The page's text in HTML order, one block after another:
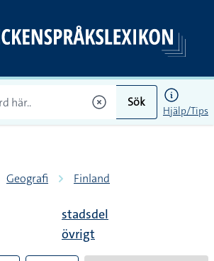
Sök
Hjälp/Tips
Geografi Finland
stadsdel
övrigt